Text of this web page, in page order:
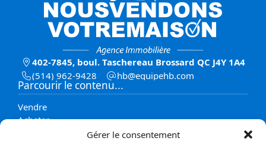
Gérer le consentement
402-7845, boul. Taschereau Brossard QC J4Y 1A4
(514) 962-9428
moc.bhepiuqe@bh
Parcourir le contenu...
Vendre
Acheter